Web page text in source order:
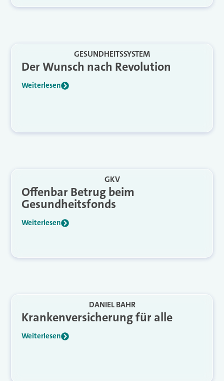
GESUNDHEITSSYSTEM
Der Wunsch nach Revolution
Weiterlesen
GKV
Offenbar Betrug beim
Gesundheitsfonds
Weiterlesen
DANIEL BAHR
Krankenversicherung für alle
Weiterlesen